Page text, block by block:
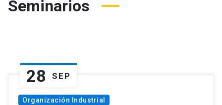
Seminarios
28 SEP
Organización Industrial